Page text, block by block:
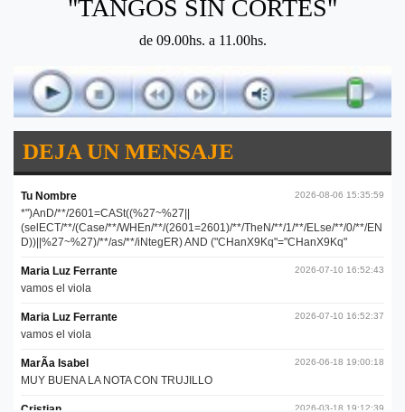
"TANGOS SIN CORTES"
de 09.00hs. a 11.00hs.
DEJA UN MENSAJE